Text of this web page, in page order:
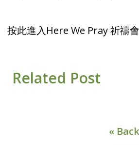
按此進入Here We Pray 祈禱
Related Post
«